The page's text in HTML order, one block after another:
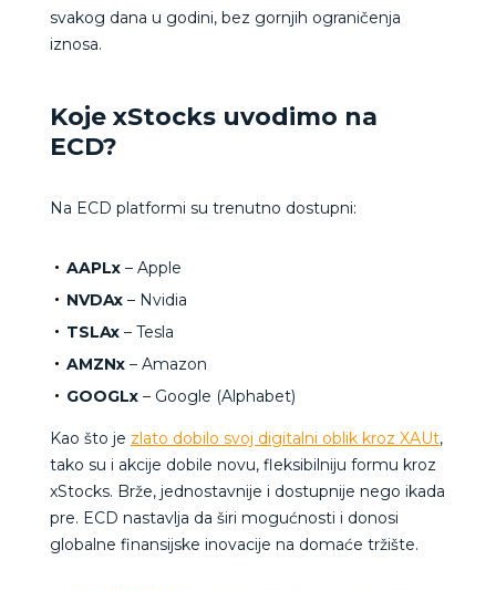
svakog dana u godini, bez gornjih ograničenja
iznosa.
Koje xStocks uvodimo na
ECD?
Na ECD platformi su trenutno dostupni:
AAPLx– Apple
NVDAx– Nvidia
TSLAx– Tesla
AMZNx– Amazon
GOOGLx– Google (Alphabet)
Kao što je zlato dobilo svoj digitalni oblik kroz XAUt,
tako su i akcije dobile novu, fleksibilniju formu kroz
xStocks. Brže, jednostavnije i dostupnije nego ikada
pre. ECD nastavlja da širi mogućnosti i donosi
globalne finansijske inovacije na domaće tržište.